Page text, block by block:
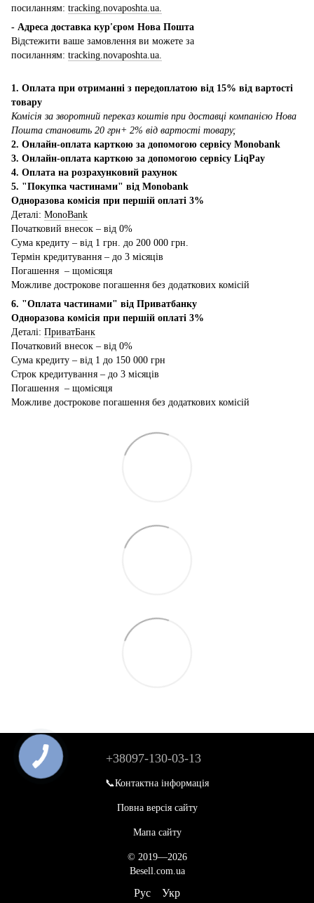
посиланням: tracking.novaposhta.ua.
- Адреса доставка кур'єром Нова Пошта
Відстежити ваше замовлення ви можете за
посиланням: tracking.novaposhta.ua.
1. Оплата при отриманні з передоплатою від 15% від вартості
товару
Комісія за зворотний переказ коштів при доставці компанією Нова
Пошта становить 20 грн+ 2% від вартості товару;
2. Онлайн-оплата карткою за допомогою сервісу Monobank
3. Онлайн-оплата карткою за допомогою сервісу LiqPay
4. Оплата на розрахунковий рахунок
5. "Покупка частинами" від Monobank
Одноразова комісія при першій оплаті 3%
Деталі: MonoBank
Початковий внесок – від 0%
Сума кредиту – від 1 грн. до 200 000 грн.
Термін кредитування – до 3 місяців
Погашення – щомісяця
Можливе дострокове погашення без додаткових комісій
6. "Оплата частинами" від Приватбанку
Одноразова комісія при першій оплаті 3%
Деталі: ПриватБанк
Початковий внесок – від 0%
Сума кредиту – від 1 до 150 000 грн
Строк кредитування – до 3 місяців
Погашення – щомісяця
Можливе дострокове погашення без додаткових комісій
+38097-130-03-13
📞Контактна інформація
Повна версія сайту
Мапа сайту
© 2019—2026
Besell.com.ua
Рус Укр